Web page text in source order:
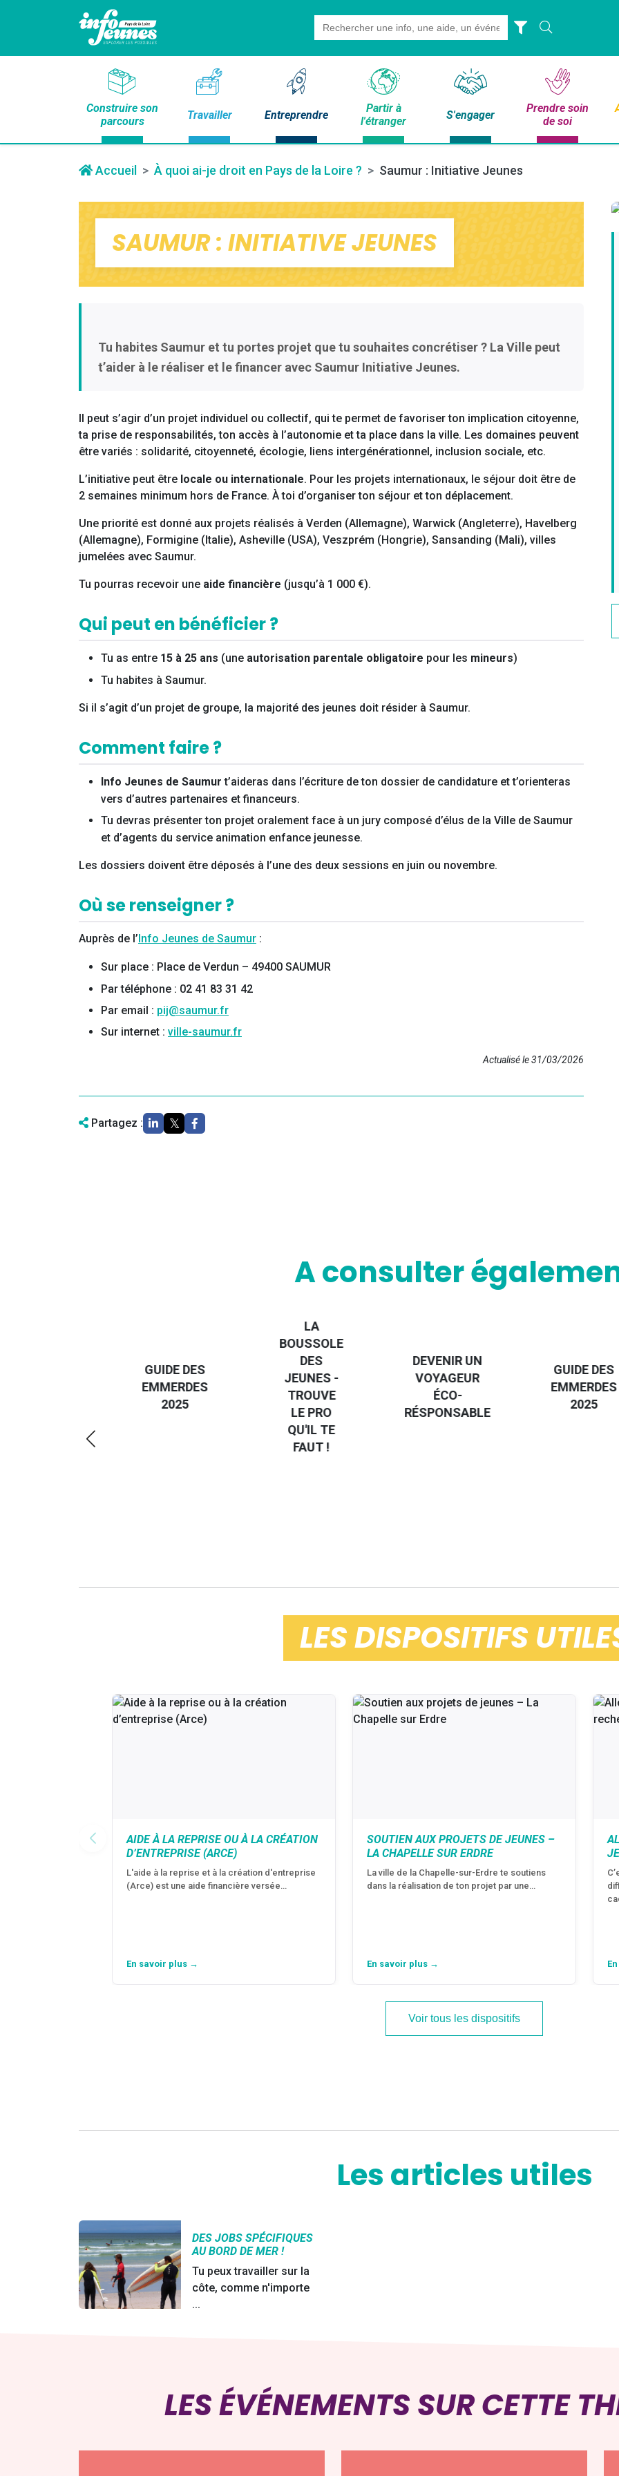
Search
for:
Construire son
parcours
Travailler Entreprendre
Partir à
l'étranger
S'engager
Prendre soin
de soi
Accueil À quoi ai-je droit en Pays de la Loire ? Saumur : Initiative Jeunes
SAUMUR : INITIATIVE JEUNES
Tu habites Saumur et tu portes projet que tu souhaites concrétiser ? La Ville peut
t’aider à le réaliser et le financer avec Saumur Initiative Jeunes.
Il peut s’agir d’un projet individuel ou collectif, qui te permet de favoriser ton implication citoyenne,
ta prise de responsabilités, ton accès à l’autonomie et ta place dans la ville. Les domaines peuvent
être variés : solidarité, citoyenneté, écologie, liens intergénérationnel, inclusion sociale, etc.
L’initiative peut être locale ou internationale. Pour les projets internationaux, le séjour doit être de
2 semaines minimum hors de France. À toi d’organiser ton séjour et ton déplacement.
Une priorité est donné aux projets réalisés à Verden (Allemagne), Warwick (Angleterre), Havelberg
(Allemagne), Formigine (Italie), Asheville (USA), Veszprém (Hongrie), Sansanding (Mali), villes
jumelées avec Saumur.
Tu pourras recevoir une aide financière (jusqu’à 1 000 €).
Qui peut en bénéficier ?
Tu as entre 15 à 25 ans (une autorisation parentale obligatoire pour les mineurs)
Tu habites à Saumur.
Si il s’agit d’un projet de groupe, la majorité des jeunes doit résider à Saumur.
Comment faire ?
Info Jeunes de Saumur t’aideras dans l’écriture de ton dossier de candidature et t’orienteras
vers d’autres partenaires et financeurs.
Tu devras présenter ton projet oralement face à un jury composé d’élus de la Ville de Saumur
et d’agents du service animation enfance jeunesse.
Les dossiers doivent être déposés à l’une des deux sessions en juin ou novembre.
Où se renseigner ?
Auprès de l’ Info Jeunes de Saumur :
Sur place : Place de Verdun – 49400 SAUMUR
Par téléphone : 02 41 83 31 42
Par email : pij@saumur.fr
Sur internet : ville-saumur.fr
Actualisé le 31/03/2026
Partagez :
A consulter
GUIDE DES
EMMERDES
2025
LA
BOUSSOLE
DES
JEUNES -
TROUVE
LE PRO
QU'IL TE
FAUT !
DEVENIR UN
VOYAGEUR
ÉCO-
RÉSPONSABLE
GUIDE DES
EMMERDES
2025
LES DISPOSITIFS
AIDE À LA REPRISE OU À LA CRÉATION
D’ENTREPRISE (ARCE)
L'aide à la reprise et à la création d'entreprise
(Arce) est une aide financière versée…
En savoir plus →
SOUTIEN AUX PROJETS DE JEUNES –
LA CHAPELLE SUR ERDRE
La ville de la Chapelle-sur-Erdre te soutiens
dans la réalisation de ton projet par une…
En savoir plus →
Voir tous les dispositifs
Les articles utiles
DES JOBS SPÉCIFIQUES
AU BORD DE MER !
Tu peux travailler sur la
côte, comme n'importe
...
LES ÉVÉNEMENTS SUR CETTE